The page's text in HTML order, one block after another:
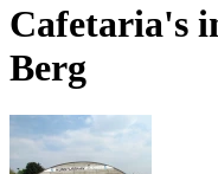
Cafetaria's
Berg